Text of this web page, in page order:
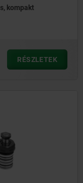
kompakt
RÉSZLETEK